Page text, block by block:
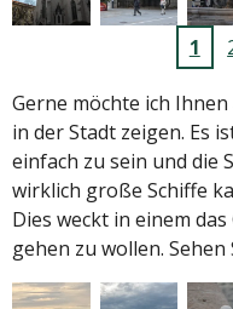
1
Gerne möchte ich
in der Stadt zeigen. Es
einfach zu sein und die
wirklich große Schiffe
Dies weckt in einem
gehen zu wollen. Sehen